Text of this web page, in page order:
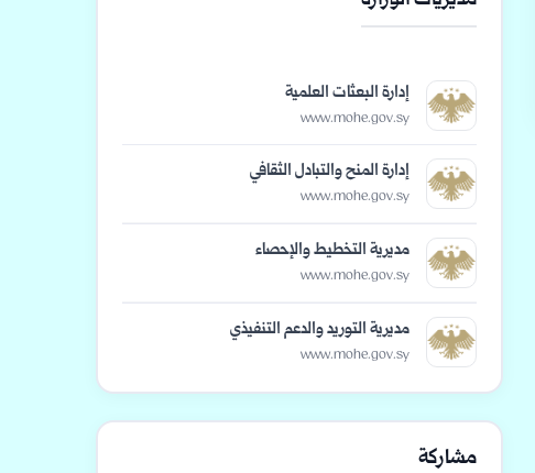
إدارة البعثات العلمية
www.mohe.gov.sy
إدارة المنح والتبادل الثقافي
www.mohe.gov.sy
مديرية التخطيط والإحصاء
www.mohe.gov.sy
مديرية التوريد والدعم التنفيذي
www.mohe.gov.sy
مشاركة